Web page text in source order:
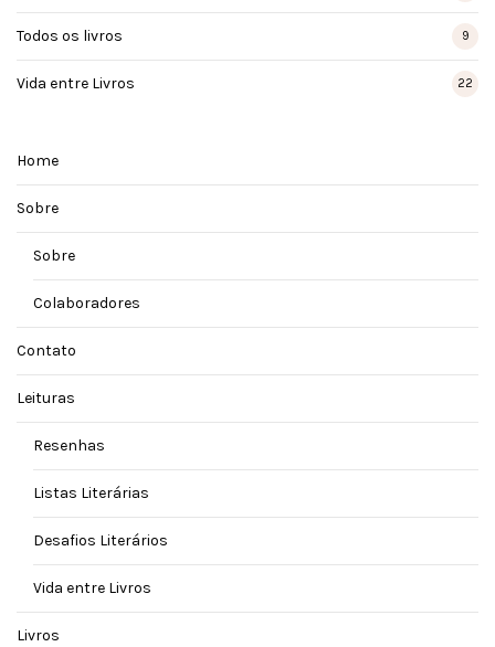
Todos os livros 9
Vida entre Livros 22
Home
Sobre
Sobre
Colaboradores
Contato
Leituras
Resenhas
Listas Literárias
Desafios Literários
Vida entre Livros
Livros